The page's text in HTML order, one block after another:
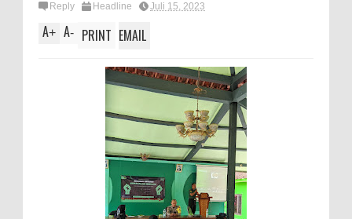
Reply Headline Juli 15, 2023
A+ A- PRINT EMAIL